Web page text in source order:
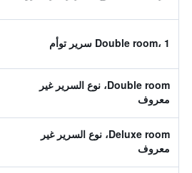
Double room، 1 سرير توأم
Double room، نوع السرير غير
معروف
Deluxe room، نوع السرير غير
معروف